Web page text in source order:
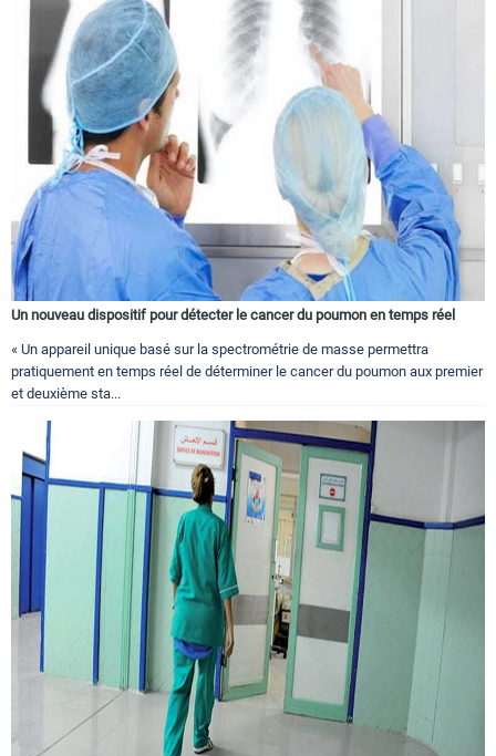
Un nouveau dispositif pour détecter le cancer du poumon en temps réel
« Un appareil unique basé sur la spectrométrie de masse permettra
pratiquement en temps réel de déterminer le cancer du poumon aux premier
et deuxième sta...